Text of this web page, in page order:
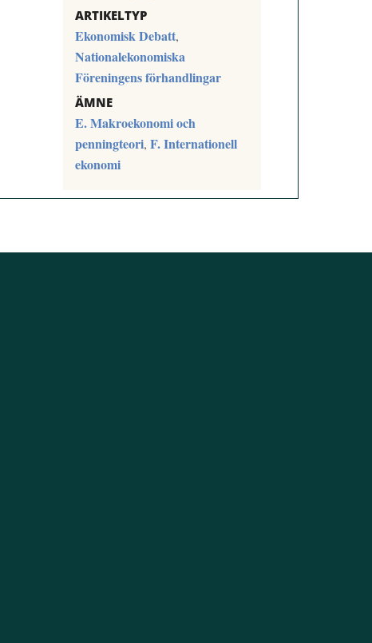
ARTIKELTYP
Ekonomisk Debatt,
Nationalekonomiska
Föreningens förhandlingar
ÄMNE
E. Makroekonomi och
penningteori, F. Internationell
ekonomi